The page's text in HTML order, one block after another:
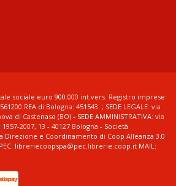
sociale euro 900.000 int.vers. Registro imprese
REA di Bologna: 451543 ; SEDE LEGALE: via
di Castenaso (BO) - SEDE AMMINISTRATIVA: via
2007, 13 - 40127 Bologna - Società
Direzione e Coordinamento di Coop Alleanza 3.0
libreriecoopspa@pec.librerie.coop.it MAIL: